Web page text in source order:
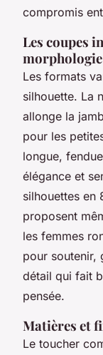
compromis
Les coupes
morphologie
Les formats
silhouette. La
allonge la
pour les
longue,
élégance et
silhouettes en
proposent
les femmes
pour soutenir,
détail qui fait
pensée.
Matières et
Le toucher